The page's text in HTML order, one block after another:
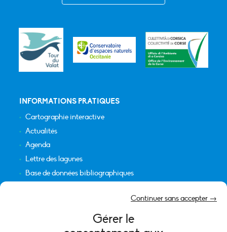
Gérer le
Continuer sans accepter →
INFORMATIONS PRATIQUES
Cartographie interactive
Actualités
Agenda
Lettre des lagunes
Base de données bibliographiques